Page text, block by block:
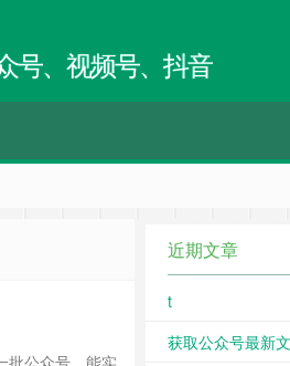
号、视频号、抖音
公众号，能实
近期文章
t
获取公众号最新